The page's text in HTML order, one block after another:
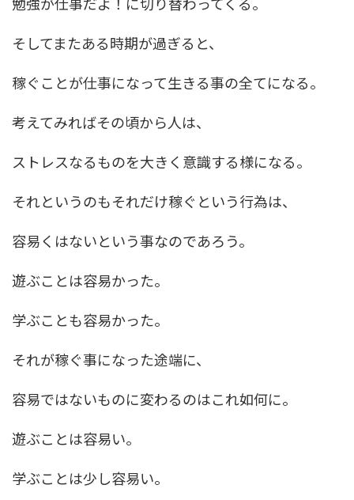
そしてまたある時期が過ぎると、
稼ぐことが仕事になって生きる事の全てになる。
考えてみればその頃から人は、
ストレスなるものを大きく意識する様になる。
それというのもそれだけ稼ぐという行為は、
容易くはないという事なのであろう。
遊ぶことは容易かった。
学ぶことも容易かった。
それが稼ぐ事になった途端に、
容易ではないものに変わるのはこれ如何に。
遊ぶことは容易い。
学ぶことは少し容易い。